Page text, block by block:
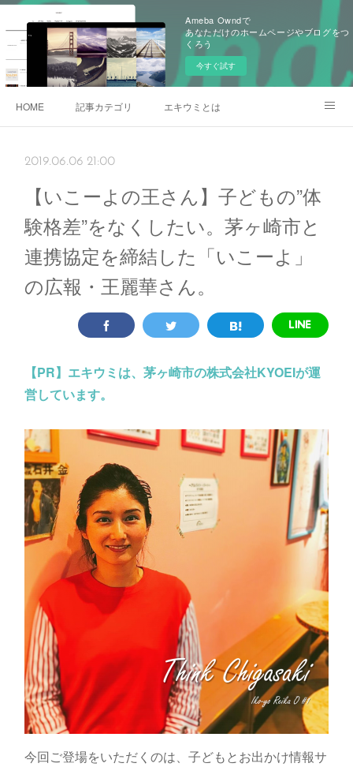
Ameba Owndで
あなただけのホームページやブログをつ
くろう
今すぐ試す
HOME 記事カテゴリ エキウミとは
2019.06.06 21:00
【いこーよの王さん】子どもの”体
験格差”をなくしたい。茅ヶ崎市と
連携協定を締結した「いこーよ」
の広報・王麗華さん。
【PR】 エキウミは、茅ヶ崎市の株式会社KYOEIが運
営しています。
今回ご登場をいただくのは、子どもとお出かけ情報サ